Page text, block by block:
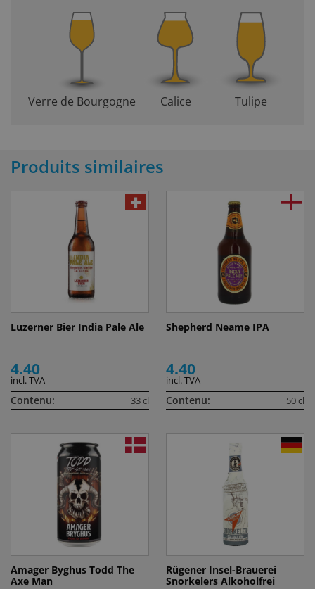
Verre de Bourgogne Calice Tulipe
Produits similaires
Luzerner Bier India Pale Ale
4.40
incl. TVA
Contenu: 33 cl
Shepherd Neame IPA
4.40
incl. TVA
Contenu: 50 cl
Amager Byghus Todd The
Axe Man
Rügener Insel-Brauerei
Snorkelers Alkoholfrei